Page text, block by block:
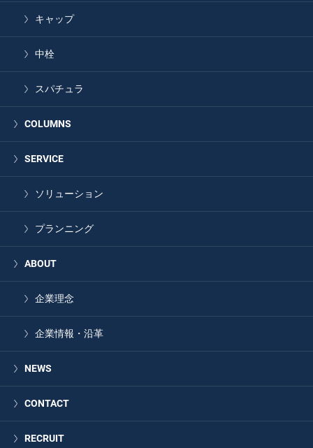
キャップ
中栓
スパチュラ
COLUMNS
SERVICE
ソリューション
プランニング
ABOUT
企業理念
企業情報・沿革
NEWS
CONTACT
RECRUIT